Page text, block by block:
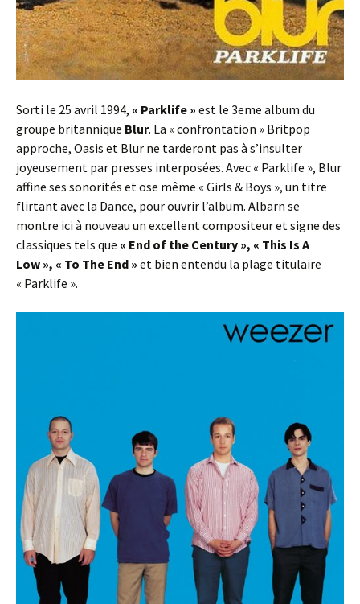
Sorti le 25 avril 1994, « Parklife » est le 3eme album du
groupe britannique Blur. La « confrontation » Britpop
approche, Oasis et Blur ne tarderont pas à s’insulter
joyeusement par presses interposées. Avec « Parklife », Blur
affine ses sonorités et ose même « Girls & Boys », un titre
flirtant avec la Dance, pour ouvrir l’album. Albarn se
montre ici à nouveau un excellent compositeur et signe des
classiques tels que « End of the Century », « This Is A
Low », « To The End » et bien entendu la plage titulaire
« Parklife ».